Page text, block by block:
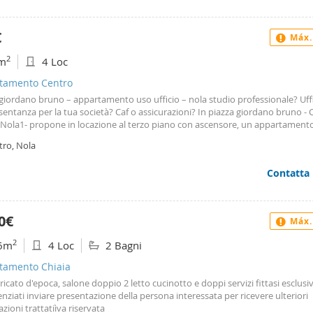
2 4 Loc
Centro
bruno – appartamento uso ufficio – nola studio professionale?
per la tua società? Caf o assicurazioni? In piazza giordano bruno -
propone in locazione al terzo piano con ascensore, un
La soluzione proposta si presenta in ottime condizioni ed è disponibile da
(avvocato,ingegnere,commercialista,architetto…), caf, studio
Penale, Comune, centro storico, bar, circumvesuviana e ferrovie dello
subito per visionarlo! Capital house - Affiliato Niram srl - nola 1 Via Mario
Nola Tel. 081. 5129194 - Whatsapp: 349. 2394282
Nola
Contatta
2 4 Loc 2 Bagni
Chiaia
d'epoca, salone doppio 2 letto cucinotto e doppi servizi fittasi
inviare presentazione della persona interessata per ricevere ulteriori
trattatiìva riservata